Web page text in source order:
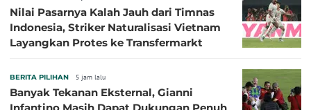
Nilai Pasarnya Kalah Jauh dari Timnas
Indonesia, Striker Naturalisasi Vietnam
Layangkan Protes ke Transfermarkt
BERITA PILIHAN 5 jam lalu
Banyak Tekanan Eksternal, Gianni